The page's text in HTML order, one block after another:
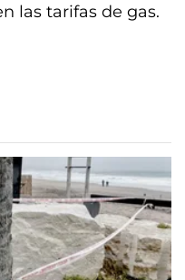
las tarifas de gas.